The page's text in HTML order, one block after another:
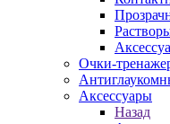
Очки-
Аксессуары
Назад